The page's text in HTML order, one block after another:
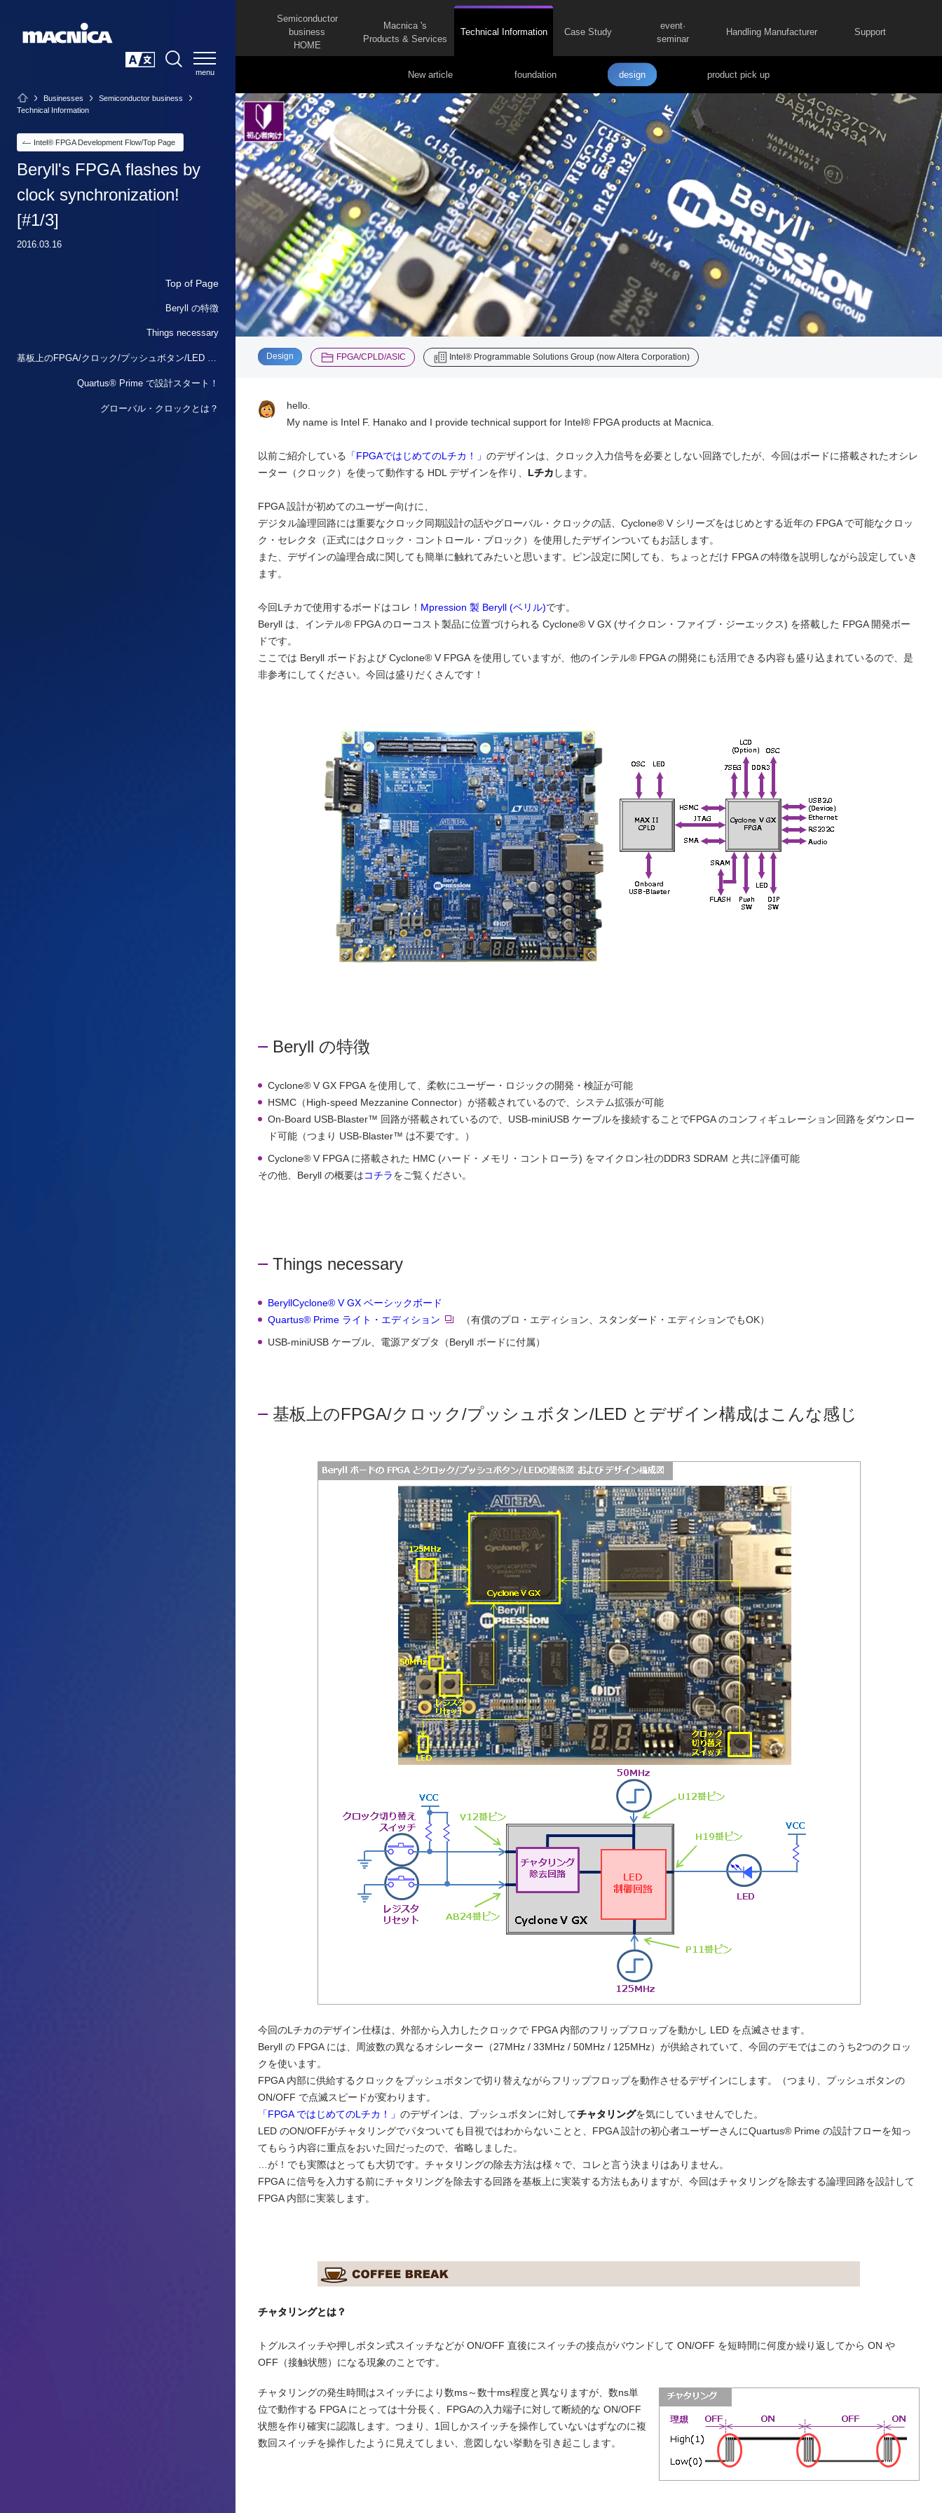
Businesses
Semiconductor business
Technical Information
Intel® FPGA Development Flow/Top Page
Beryll's FPGA flashes by
clock synchronization!
[#1/3]
2016.03.16
Top of Page
Beryll の特徴
Things necessary
基板上のFPGA/クロック/プッシュボタン/LED とデザイン構成はこんな感じ
Quartus® Prime で設計スタート！
グローバル・クロックとは？
Semiconductor
business
HOME
Macnica 's
Products & Services
Technical Information Case Study
event·
seminar
Handling Manufacturer Support
New article foundation design product pick up
Design FPGA/CPLD/ASIC Intel® Programmable Solutions Group (now Altera Corporation)
hello.
My name is Intel F. Hanako and I provide technical support for Intel® FPGA products at Macnica.
以前ご紹介している 「FPGAではじめてのLチカ！」 のデザインは、クロック入力信号を必要としない回路でしたが、今回はボードに搭載されたオシレ
ーター（クロック）を使って動作する HDL デザインを作り、 Lチカ します。
FPGA 設計が初めてのユーザー向けに、
デジタル論理回路には重要なクロック同期設計の話やグローバル・クロックの話、Cyclone® V シリーズをはじめとする近年の FPGA で可能なクロッ
ク・セレクタ（正式にはクロック・コントロール・ブロック）を使用したデザインついてもお話します。
また、デザインの論理合成に関しても簡単に触れてみたいと思います。ピン設定に関しても、ちょっとだけ FPGA の特徴を説明しながら設定していき
ます。
今回Lチカで使用するボードはコレ！ Mpression 製 Beryll (ベリル)です。
Beryll は、インテル® FPGA のローコスト製品に位置づけられる Cyclone® V GX (サイクロン・ファイブ・ジーエックス) を搭載した FPGA 開発ボー
ドです。
ここでは Beryll ボードおよび Cyclone® V FPGA を使用していますが、他のインテル® FPGA の開発にも活用できる内容も盛り込まれているので、是
非参考にしてください。今回は盛りだくさんです！
Beryll の特徴
Cyclone® V GX FPGA を使用して、柔軟にユーザー・ロジックの開発・検証が可能
HSMC（High-speed Mezzanine Connector）が搭載されているので、システム拡張が可能
On-Board USB-Blaster™ 回路が搭載されているので、USB-miniUSB ケーブルを接続することでFPGA のコンフィギュレーション回路をダウンロー
ド可能（つまり USB-Blaster™ は不要です。）
Cyclone® V FPGA に搭載された HMC (ハード・メモリ・コントローラ) をマイクロン社のDDR3 SDRAM と共に評価可能
その他、Beryll の概要はコチラをご覧ください。
Things necessary
BeryllCyclone® V GX ベーシックボード
Quartus® Prime ライト・エディション
（有償のプロ・エディション、スタンダード・エディションでもOK）
USB-miniUSB ケーブル、電源アダプタ（Beryll ボードに付属）
基板上のFPGA/クロック/プッシュボタン/LED とデザイン構成はこんな感じ
今回のLチカのデザイン仕様は、外部から入力したクロックで FPGA 内部のフリップフロップを動かし LED を点滅させます。
Beryll の FPGA には、周波数の異なるオシレーター（27MHz / 33MHz / 50MHz / 125MHz）が供給されていて、今回のデモではこのうち2つのクロッ
クを使います。
FPGA 内部に供給するクロックをプッシュボタンで切り替えながらフリップフロップを動作させるデザインにします。（つまり、プッシュボタンの
ON/OFF で点滅スピードが変わります。
「FPGA ではじめてのLチカ！」 のデザインは、プッシュボタンに対してチャタリングを気にしていませんでした。
LED のON/OFFがチャタリングでパタついても目視ではわからないことと、FPGA 設計の初心者ユーザーさんにQuartus® Prime の設計フローを知っ
てもらう内容に重点をおいた回だったので、省略しました。
…が！でも実際はとっても大切です。チャタリングの除去方法は様々で、コレと言う決まりはありません。
FPGA に信号を入力する前にチャタリングを除去する回路を基板上に実装する方法もありますが、今回はチャタリングを除去する論理回路を設計して
FPGA 内部に実装します。
チャタリングとは？
トグルスイッチや押しボタン式スイッチなどが ON/OFF 直後にスイッチの接点がバウンドして ON/OFF を短時間に何度か繰り返してから ON や
OFF（接触状態）になる現象のことです。
チャタリングの発生時間はスイッチにより数ms～数十ms程度と異なりますが、数ns単
位で動作する FPGA にとっては十分長く、FPGAの入力端子に対して断続的な ON/OFF
状態を作り確実に認識します。つまり、1回しかスイッチを操作していないはずなのに複
数回スイッチを操作したように見えてしまい、意図しない挙動を引き起こします。